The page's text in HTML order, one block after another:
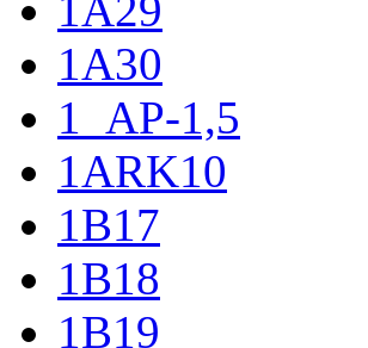
1A30
1_AP-1,5
1ARK10
1B17
1B18
1B19